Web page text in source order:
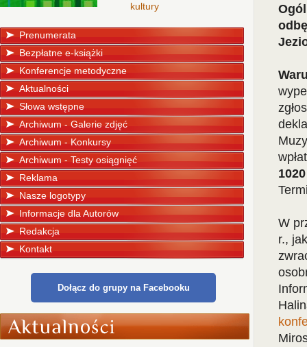
kultury
Prenumerata
Bezpłatne e-książki
Konferencje metodyczne
Aktualności
Słowa wstępne
Archiwum - Galerie zdjęć
Archiwum - Konkursy
Archiwum - Testy osiągnięć
Reklama
Nasze logotypy
Informacje dla Autorów
Redakcja
Kontakt
Dołącz do grupy na Facebooku
W
r.,